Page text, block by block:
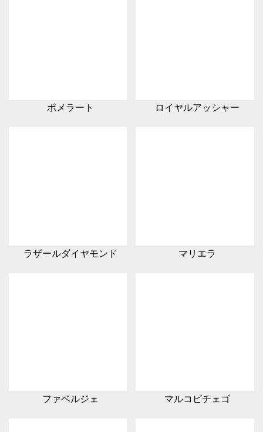
ポメラート ロイヤルアッシャー
ラザールダイヤモンド マリエラ
ファベルジェ マルコビチェゴ